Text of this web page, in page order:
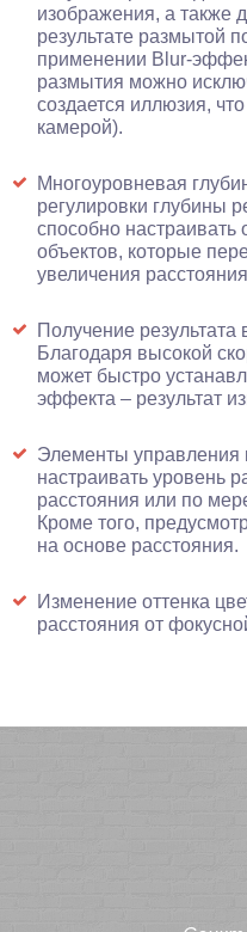
изображения, а также
результате размытой
применении Blur-
размытия можно
создается иллюзия,
камерой).
Многоуровневая
регулировки глубины
способно настраивать
объектов, которые
увеличения
Получение
Благодаря высокой
может быстро
эффекта – результат
Элементы
настраивать уровень
расстояния или по
Кроме того,
на основе расстояния.
Изменение оттенка
расстояния от